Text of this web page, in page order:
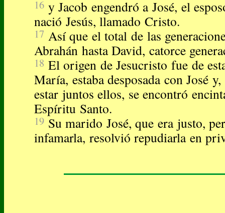
16 y Jacob engendró a José, el
nació Jesús, llamado Cristo.
17 Así que el total de las
Abrahán hasta David, catorce
18 El origen de Jesucristo fue de
María, estaba desposada con José
estar juntos ellos, se encontró
Espíritu Santo.
19 Su marido José, que era justo,
infamarla, resolvió repudiarla en